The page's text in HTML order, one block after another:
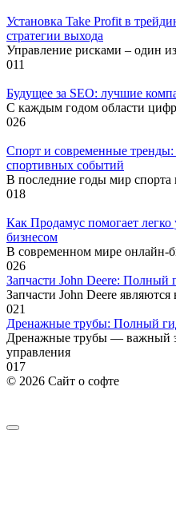
Установка Take Profit в
стратегии выхода
Управление рисками – один
011
Будущее за SEO: лучшие
С каждым годом области
026
Спорт и современные
спортивных событий
В последние годы мир спорта
018
Как Продамус помогает
бизнесом
В современном мире онлайн-
026
Запчасти John Deere: Полный
Запчасти John Deere
021
Дренажные трубы: Полный
Дренажные трубы — важный
управления
017
© 2026 Сайт о софте